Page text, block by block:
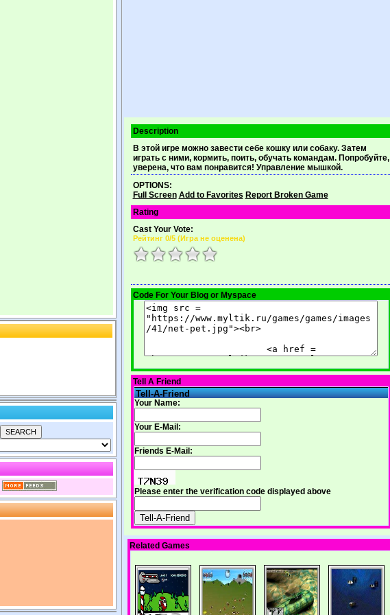
Description
В этой игре можно завести себе кошку или собаку. Затем
играть с ними, кормить, поить, обучать командам. Попробуйте,
уверена, что вам понравится! Управление мышкой.
OPTIONS:
Full Screen Add to Favorites Report Broken Game
Rating
Cast Your Vote:
Рейтинг 0/5 (Игра не оценена)
Code For Your Blog or Myspace
Tell A Friend
Tell-A-Friend
Your Name:
Your E-Mail:
Friends E-Mail:
Please enter the verification code displayed above
Related Games